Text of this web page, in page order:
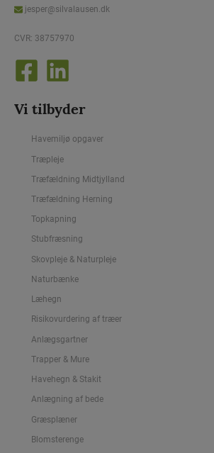
jesper@silvalausen.dk
CVR: 38757970
Vi tilbyder
Havemiljø opgaver
Træpleje
Træfældning Midtjylland
Træfældning Herning
Topkapning
Stubfræsning
Skovpleje & Naturpleje
Naturbænke
Læhegn
Risikovurdering af træer
Anlægsgartner
Trapper & Mure
Havehegn & Stakit
Anlægning af bede
Græsplæner
Blomsterenge